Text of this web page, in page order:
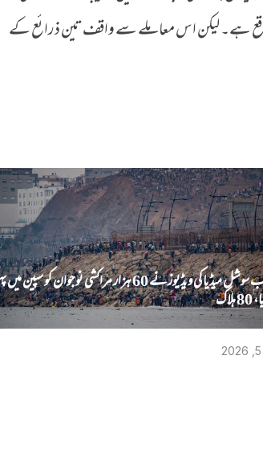
کی توقع ہے۔ لیکن اس معاملے سے واقف تین ذرائع کے
جب سوشل میڈیا کی ویڈیوز نے 60 ہزار مراکشی نوجوان کو سپین